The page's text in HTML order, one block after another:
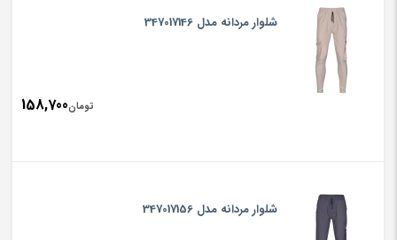
شلوار مردانه مدل 347017146
تومان158,700
شلوار مردانه مدل 347017156